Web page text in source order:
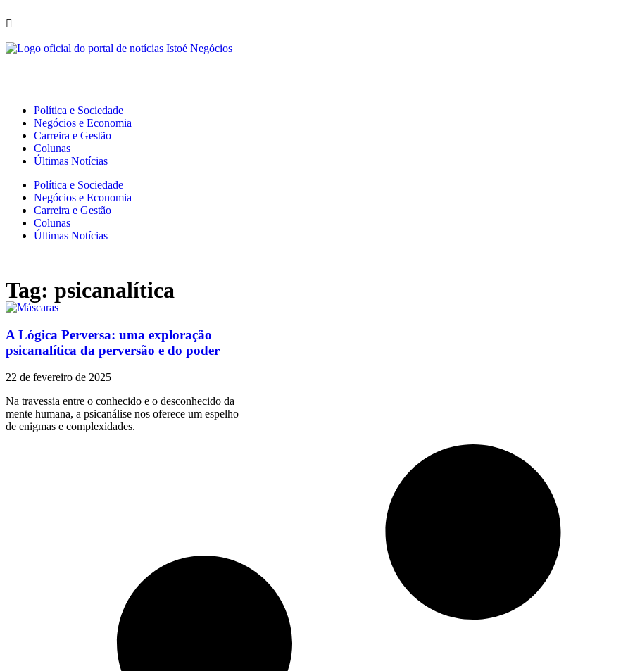
Política e Sociedade
Negócios e Economia
Carreira e Gestão
Colunas
Últimas Notícias
Política e Sociedade
Negócios e Economia
Carreira e Gestão
Colunas
Últimas Notícias
Tag: psicanalítica
A Lógica Perversa: uma exploração
psicanalítica da perversão e do poder
22 de fevereiro de 2025
Na travessia entre o conhecido e o desconhecido da
mente humana, a psicanálise nos oferece um espelho
de enigmas e complexidades.